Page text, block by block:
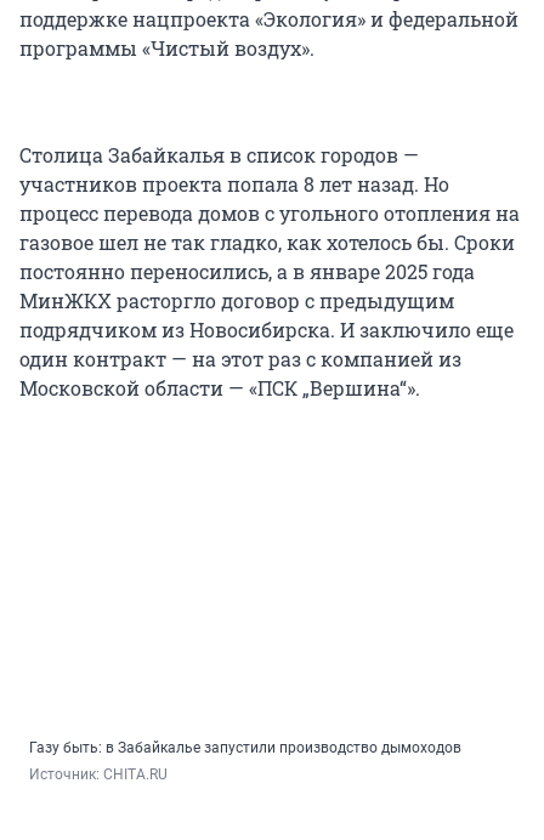
поддержке нацпроекта «Экология» и федеральной
программы «Чистый воздух».
Столица Забайкалья в список городов —
участников проекта попала 8 лет назад. Но
процесс перевода домов с угольного отопления на
газовое шел не так гладко, как хотелось бы. Сроки
постоянно переносились, а в январе 2025 года
МинЖКХ расторгло договор с предыдущим
подрядчиком из Новосибирска. И заключило еще
один контракт — на этот раз с компанией из
Московской области — «ПСК „Вершина“».
Газу быть: в Забайкалье запустили производство дымоходов
Источник: CHITA.RU